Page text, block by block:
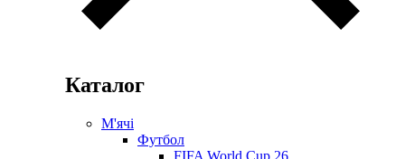
Каталог
М'ячі
Футбол
FIFA World Cup 26